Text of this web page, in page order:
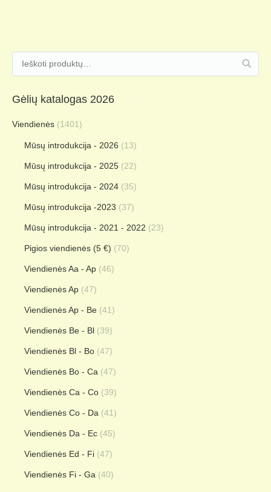
Gėlių katalogas 2026
Viendienės (1401)
Mūsų introdukcija - 2026 (13)
Mūsų introdukcija - 2025 (22)
Mūsų introdukcija - 2024 (35)
Mūsų introdukcija -2023 (37)
Mūsų introdukcija - 2021 - 2022 (23)
Pigios viendienės (5 €) (70)
Viendienės Aa - Ap (46)
Viendienės Ap (47)
Viendienės Ap - Be (41)
Viendienės Be - Bl (39)
Viendienės Bl - Bo (47)
Viendienės Bo - Ca (47)
Viendienės Ca - Co (39)
Viendienės Co - Da (41)
Viendienės Da - Ec (45)
Viendienės Ed - Fi (47)
Viendienės Fi - Ga (40)